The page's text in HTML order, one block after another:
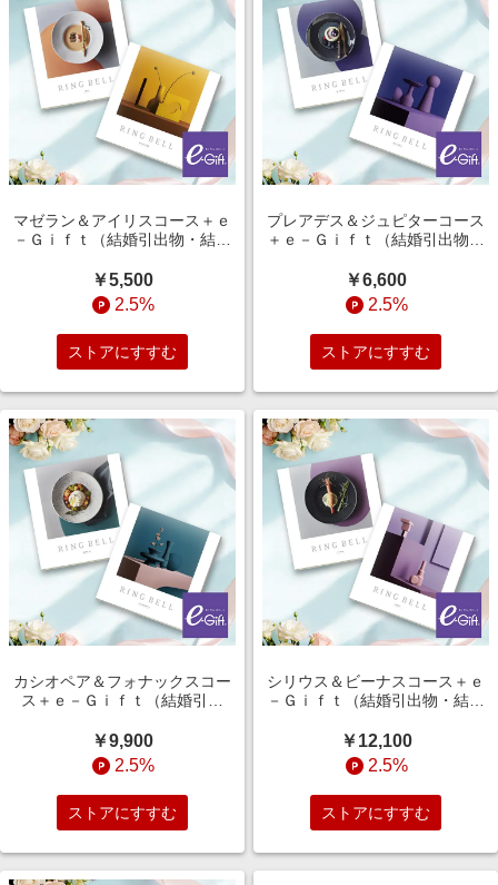
マゼラン＆アイリスコース＋ｅ
－Ｇｉｆｔ（結婚引出物・結婚
￥5,500
2.5%
ストアにすすむ
プレアデス＆ジュピターコース
＋ｅ－Ｇｉｆｔ（結婚引出物・
￥6,600
2.5%
ストアにすすむ
カシオペア＆フォナックスコー
ス＋ｅ－Ｇｉｆｔ（結婚引出
￥9,900
2.5%
ストアにすすむ
シリウス＆ビーナスコース＋ｅ
－Ｇｉｆｔ（結婚引出物・結婚
￥12,100
2.5%
ストアにすすむ